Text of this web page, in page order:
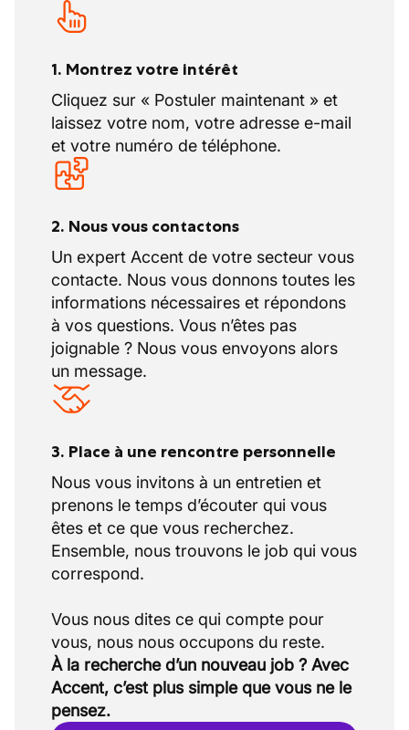
1. Montrez votre intérêt
Cliquez sur « Postuler maintenant » et
laissez votre nom, votre adresse e-mail
et votre numéro de téléphone.
2. Nous vous contactons
Un expert Accent de votre secteur vous
contacte. Nous vous donnons toutes les
informations nécessaires et répondons
à vos questions. Vous n’êtes pas
joignable ? Nous vous envoyons alors
un message.
3. Place à une rencontre personnelle
Nous vous invitons à un entretien et
prenons le temps d’écouter qui vous
êtes et ce que vous recherchez.
Ensemble, nous trouvons le job qui vous
correspond.
Vous nous dites ce qui compte pour
À la recherche d’un nouveau job ? Avec
Accent, c’est plus simple que vous ne le
pensez.